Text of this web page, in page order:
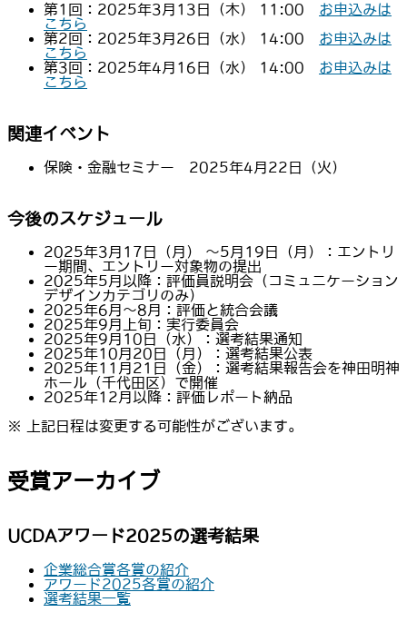
第1回：2025年3月13日（木） 11:00 お申込みは
こちら
第2回：2025年3月26日（水） 14:00 お申込みは
こちら
第3回：2025年4月16日（水） 14:00 お申込みは
こちら
関連イベント
保険・金融セミナー 2025年4月22日（火）
今後のスケジュール
2025年3月17日（月） ～5月19日（月）：エントリ
ー期間、エントリー対象物の提出
2025年5月以降：評価員説明会（コミュニケーション
デザインカテゴリのみ）
2025年6月～8月：評価と統合会議
2025年9月上旬：実行委員会
2025年9月10日（水）：選考結果通知
2025年10月20日（月）：選考結果公表
2025年11月21日（金）：選考結果報告会を神田明神
ホール（千代田区）で開催
2025年12月以降：評価レポート納品
※ 上記日程は変更する可能性がございます。
受賞アーカイブ
UCDAアワード2025の選考結果
企業総合賞各賞の紹介
アワード2025各賞の紹介
選考結果一覧